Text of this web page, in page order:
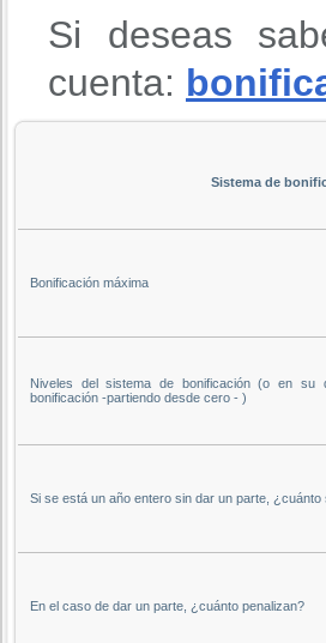
Si deseas
cuenta:
Sistema de
Bonificación máxima
Niveles del sistema de bonificación (o en su
bonificación -partiendo desde cero - )
Si se está un año entero sin dar un parte, ¿cuánto
En el caso de dar un parte, ¿cuánto penalizan?